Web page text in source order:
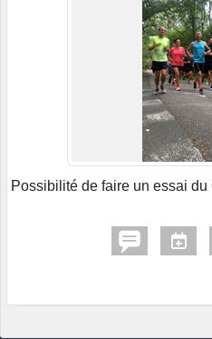
Possibilité de faire un essai du